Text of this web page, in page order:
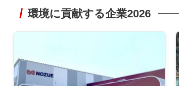
環境に貢献する企業2026